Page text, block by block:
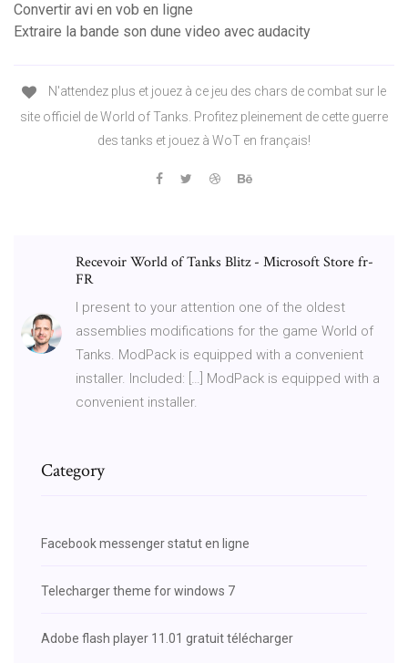
Convertir avi en vob en ligne
Extraire la bande son dune video avec audacity
N'attendez plus et jouez à ce jeu des chars de combat sur le
site officiel de World of Tanks. Profitez pleinement de cette guerre
des tanks et jouez à WoT en français!
Recevoir World of Tanks Blitz - Microsoft Store fr-
FR
I present to your attention one of the oldest
assemblies modifications for the game World of
Tanks. ModPack is equipped with a convenient
installer. Included: […] ModPack is equipped with a
convenient installer.
Category
Facebook messenger statut en ligne
Telecharger theme for windows 7
Adobe flash player 11.01 gratuit télécharger